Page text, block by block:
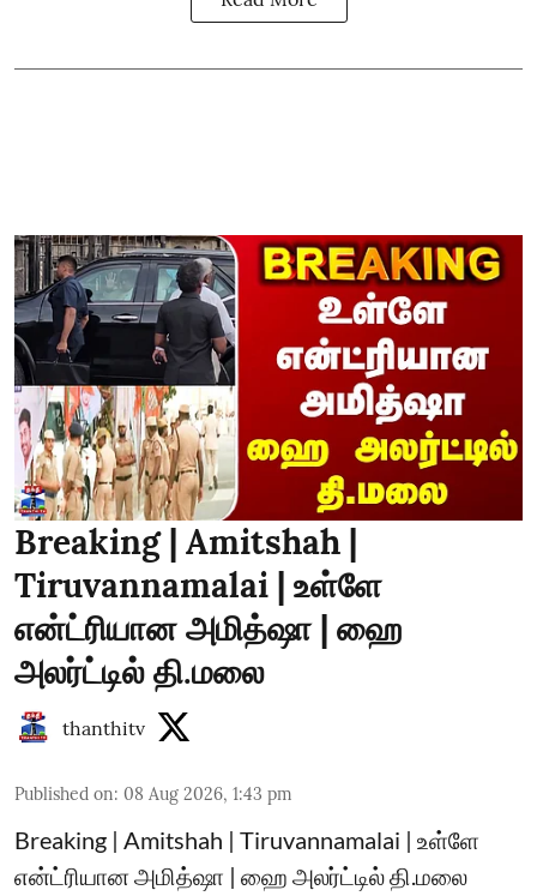
Breaking | Amitshah |
Tiruvannamalai | உள்ளே
என்ட்ரியான அமித்ஷா | ஹை
அலர்ட்டில் தி.மலை
thanthitv
Published on: 08 Aug 2026, 1:43 pm
Breaking | Amitshah | Tiruvannamalai | உள்ளே
என்ட்ரியான அமித்ஷா | ஹை அலர்ட்டில் தி.மலை